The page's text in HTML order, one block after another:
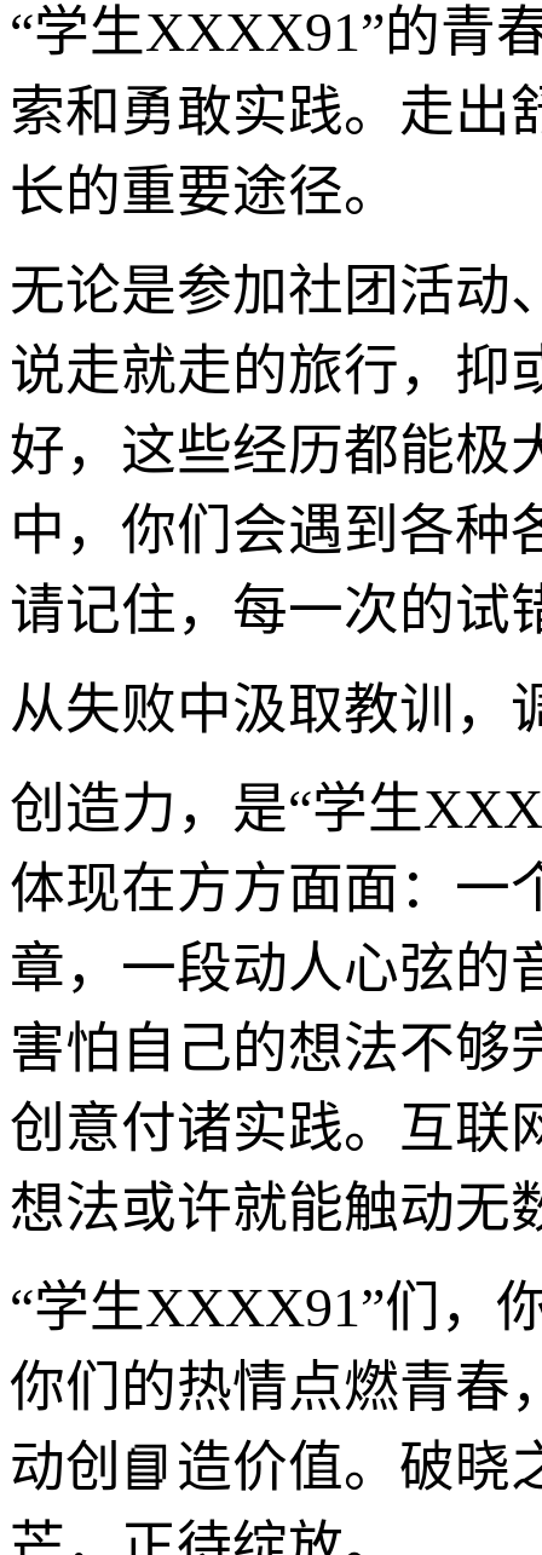
“学生XXXX91”的青
索和勇敢实践。走出
长的重要途径。
无论是参加社团活动
说走就走的旅行，抑
好，这些经历都能极
中，你们会遇到各种
请记住，每一次的试
从失败中汲取教训，
创造力，是“学生
体现在方方面面：一
章，一段动人心弦
害怕自己的想法不够
创意付诸实践。互联
想法或许就能触动无
“学生XXXX91”们，
你们的热情点燃青春
动创📘造价值。破晓